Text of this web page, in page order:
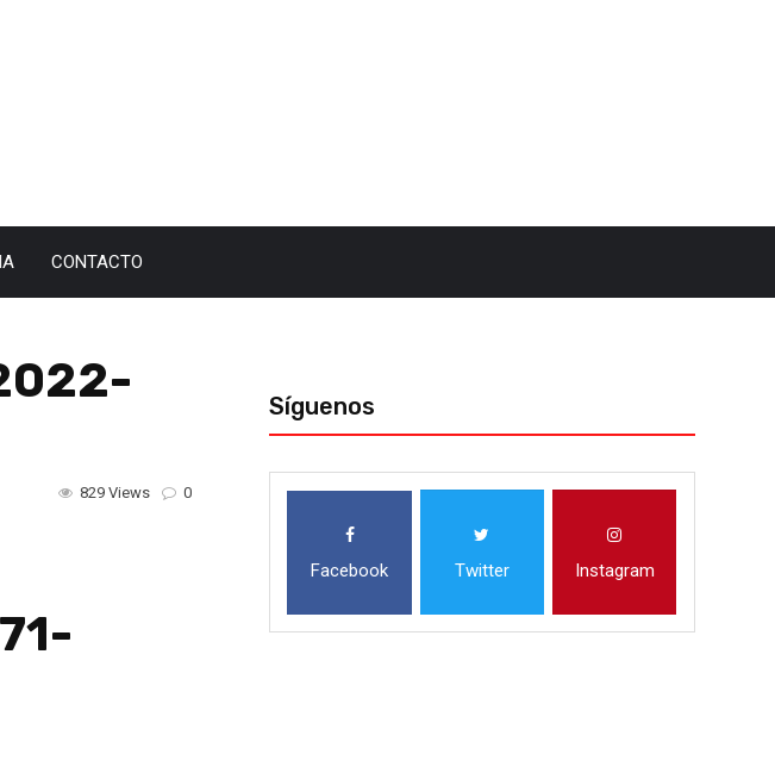
CONTACTO
0
829 Views
Síguenos
Facebook Twitter Instagram